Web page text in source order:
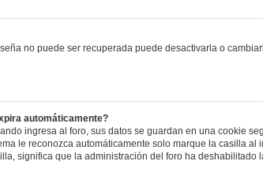
no puede ser recuperada puede desactivarla o
automáticamente?
ingresa al foro, sus datos se guardan en una cookie
le reconozca automáticamente solo marque la casilla
significa que la administración del foro ha deshabilitado